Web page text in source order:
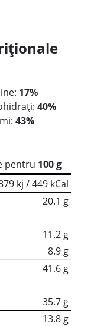
17%
40%
43%
pentru 100 g
kj / 449 kCal
20.1 g
11.2 g
8.9 g
41.6 g
35.7 g
13.8 g